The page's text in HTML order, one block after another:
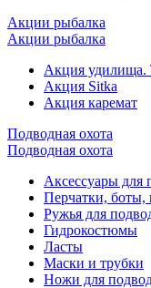
Акции рыбалка
Акции рыбалка
Акция удилища.
Акция Sitka
Акция каремат
Подводная охота
Подводная охота
Аксессуары для
Перчатки, боты,
Ружья для
Гидрокостюмы
Ласты
Маски и трубки
Ножи для